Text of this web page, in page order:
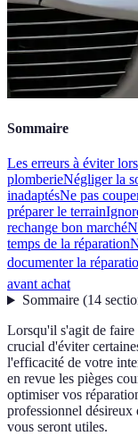
Sommaire
Les erreurs à éviter
plomberieNégliger la
inadaptésNe pas
préparer le terrain
rechange bon marché
temps de la réparation
documenter la
avant achat
Sommaire(14
Lorsqu'il s'agit de faire
crucial d'éviter
l'efficacité de votre
en revue les pièges
optimiser vos
professionnel
vous seront utiles.